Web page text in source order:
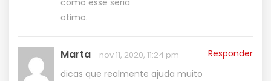
como esse seria
otimo.
Marta nov 11, 2020, 11:24 pm
Responder
dicas que realmente ajuda muito